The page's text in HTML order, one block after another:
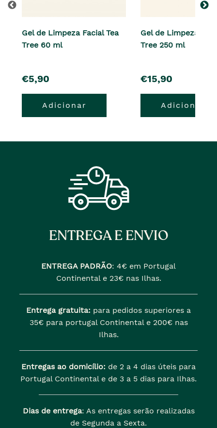
Gel de Limpeza Facial Tea
Tree 60 ml
pre�o
€5,90
Adicionar
Gel de Limpeza
Tree 250 ml
pre�o
€15,90
Adicionar
ENTREGA E ENVIO
ENTREGA PADRÃO: 4€ em Portugal
Continental e 23€ nas Ilhas.
Entrega gratuita: para pedidos superiores a
35€ para portugal Continental e 200€ nas
Ilhas.
Entregas ao domicílio: de 2 a 4 dias úteis para
Portugal Continental e de 3 a 5 dias para Ilhas.
Dias de entrega: As entregas serão realizadas
de Segunda a Sexta.